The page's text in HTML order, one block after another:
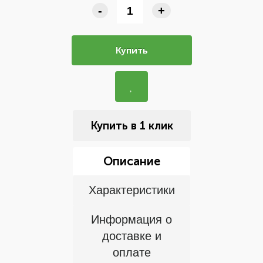
- +
Купить
Купить в 1 клик
Описание
Характеристики
Информация о
доставке и
оплате